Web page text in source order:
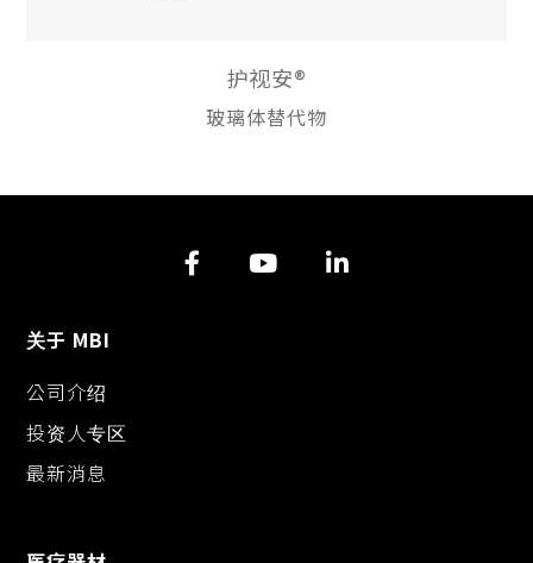
护视安®
玻璃体替代物
关于 MBI
公司介绍
投资人专区
最新消息